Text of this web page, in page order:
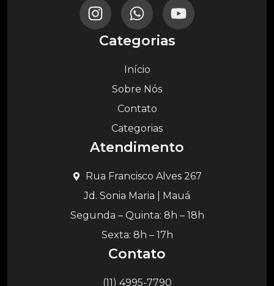
Categorias
Início
Sobre Nós
Contato
Categorias
Atendimento
Rua Francisco Alves 267
Jd. Sonia Maria | Mauá
Segunda – Quinta: 8h – 18h
Sexta: 8h – 17h
Contato
(11) 4995-7790